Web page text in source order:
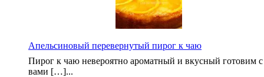
Апельсиновый перевернутый пирог к чаю
Пирог к чаю невероятно ароматный и вкусный готовим с
вами […]...